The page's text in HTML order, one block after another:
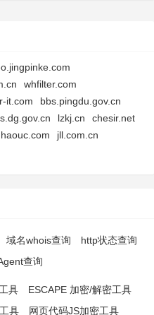
whfilter.com
it.com
bbs.pingdu.gov.cn
lzkj.cn
chesir.net
jll.com.cn
域名whois查询
http状态查询
查询
具
ESCAPE 加密/解密工具
具
网页代码JS加密工具